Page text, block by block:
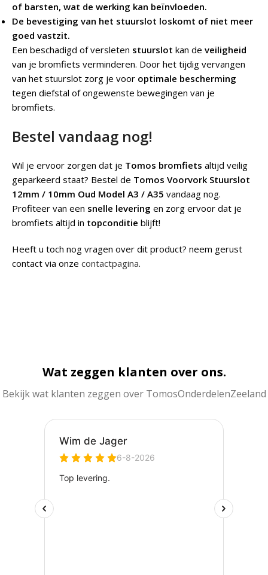
of barsten, wat de werking kan beïnvloeden.
De bevestiging van het stuurslot loskomt of niet meer
goed vastzit.
Een beschadigd of versleten stuurslot kan de veiligheid
van je bromfiets verminderen. Door het tijdig vervangen
van het stuurslot zorg je voor optimale bescherming
tegen diefstal of ongewenste bewegingen van je
bromfiets.
Bestel vandaag nog!
Wil je ervoor zorgen dat je Tomos bromfiets altijd veilig
geparkeerd staat? Bestel de Tomos Voorvork Stuurslot
12mm / 10mm Oud Model A3 / A35 vandaag nog.
Profiteer van een snelle levering en zorg ervoor dat je
bromfiets altijd in topconditie blijft!
Heeft u toch nog vragen over dit product? neem gerust
contact via onze contactpagina.
Wat zeggen klanten over ons.
Bekijk wat klanten zeggen over TomosOnderdelenZeeland